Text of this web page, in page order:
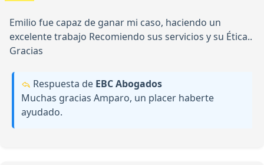
Emilio fue capaz de ganar mi caso, haciendo un
excelente trabajo Recomiendo sus servicios y su Ética..
Gracias
Respuesta de EBC Abogados
Muchas gracias Amparo, un placer haberte
ayudado.